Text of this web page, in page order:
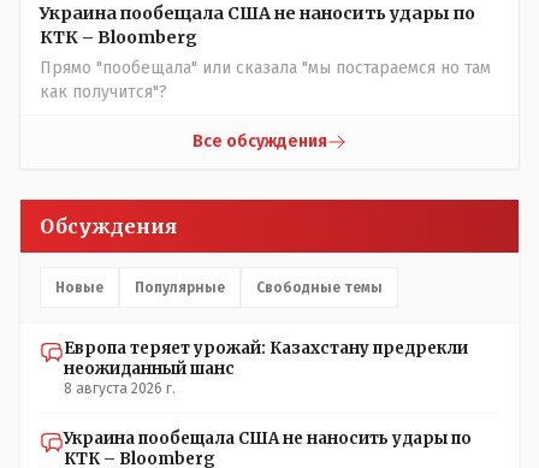
Назарбай волевым Указом РАСПУСТИЛ этот бунтарский
состав. Имя - Серикболсын Абдильдин вам знакомо -
юывший секретарь ЦК КП Казахстана , впоследствии -
депутат Верховного Совета и Мажлиса и Председатель
партии коммунстов- он в то время и после и причём
НЕОДНОКРАТНО, указывал и многократно на недостатки
Назарбая и предлагал ему самому ДОБРОВОЛЬНО уйти с
Украина пообещала США не наносить удары по
КТК – Bloomberg
Прямо "пообещала" или сказала "мы постараемся но там
как получится"?
Все обсуждения
Обсуждения
Новые Популярные Свободные темы
Европа теряет урожай: Казахстану предрекли
неожиданный шанс
8 августа 2026 г.
Украина пообещала США не наносить удары по
КТК – Bloomberg